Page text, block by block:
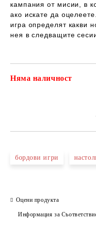
кампания от мисии, в
ако искате да
игра определят какви
нея в следващите
Няма наличност
бордови игри
Оцени продукта
Информация за